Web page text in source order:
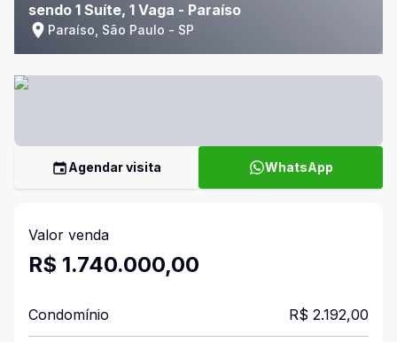
sendo 1 Suíte, 1 Vaga - Paraíso
Paraíso, São Paulo - SP
Agendar visita WhatsApp
Valor venda
R$ 1.740.000,00
Condomínio R$ 2.192,00